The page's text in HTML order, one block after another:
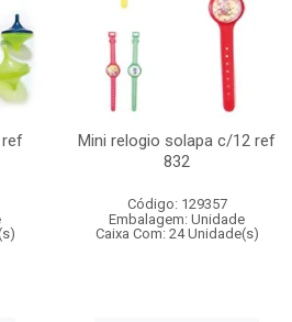
Mini relogio solapa c/12 ref
832
Código: 129357
Embalagem: Unidade
Caixa Com: 24 Unidade(s)